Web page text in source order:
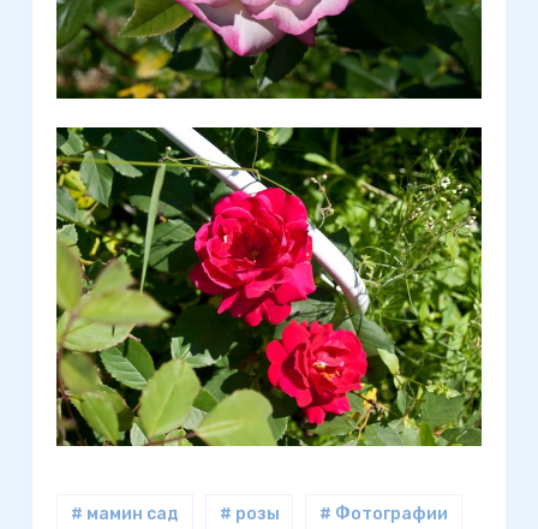
# мамин сад # розы # Фотографии